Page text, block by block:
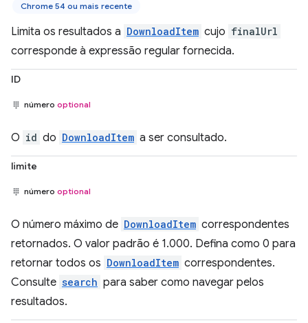
Chrome 54 ou mais recente
Limita os resultados a DownloadItem cujo finalUrl
corresponde à expressão regular fornecida.
ID
número optional
O id do DownloadItem a ser consultado.
limite
número optional
O número máximo de DownloadItem correspondentes
retornados. O valor padrão é 1.000. Defina como 0 para
retornar todos os DownloadItem correspondentes.
Consulte search para saber como navegar pelos
resultados.